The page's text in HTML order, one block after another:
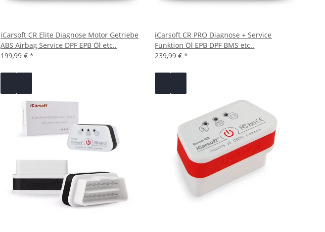
iCarsoft CR Elite Diagnose Motor Getriebe
ABS Airbag Service DPF EPB Öl etc..
199,99 € *
iCarsoft CR PRO Diagnose + Service
Funktion Öl EPB DPF BMS etc..
239,99 €*